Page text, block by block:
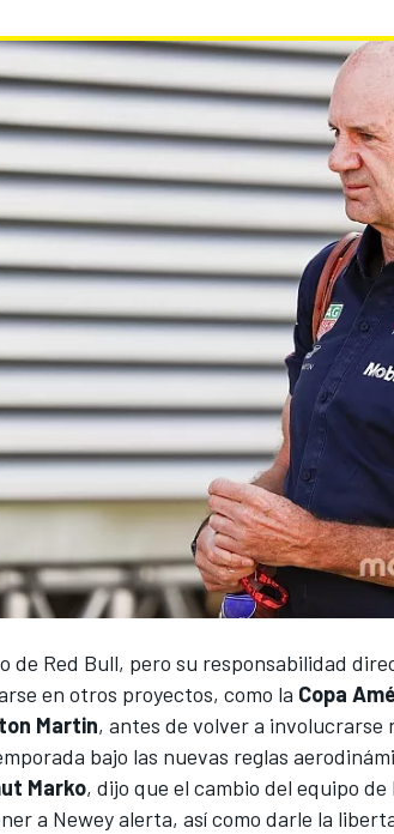
E
de Red Bull, pero su responsabilidad
en otros proyectos, como la Copa
Martin, antes de volver a involucrarse
bajo las nuevas reglas
Marko, dijo que el cambio del equipo
a Newey alerta, así como darle la